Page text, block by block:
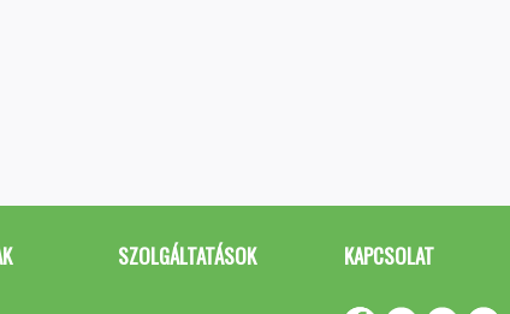
SZOLGÁLTATÁSOK KAPCSOLAT